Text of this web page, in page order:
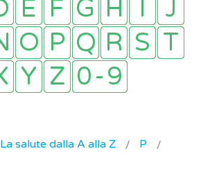
La salute dalla A alla Z
P